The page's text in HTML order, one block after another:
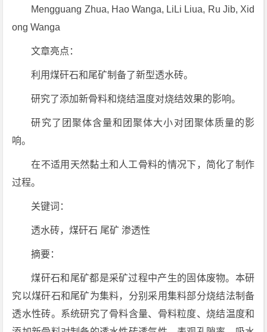
Mengguang Zhua, Hao Wanga, LiLi Liua, Ru Jib, Xid
ong Wanga
文章亮点：
利用煤矸石和尾矿制备了新型透水砖。
研究了添加新骨料和烧结温度对烧结效果的影响。
研究了团聚体含量和团聚体大小对团聚体质量的影
响。
在不适用天然黏土和人工骨料的情况下，简化了制作
过程。
关键词：
透水砖，煤矸石 尾矿 渗透性
摘要：
煤矸石和尾矿都是采矿过程中产生的固体废物。本研
究以煤矸石和尾矿为集料，分别采用集料部分烧结法制备
透水性砖。系统研究了骨料含量、骨料粒度、烧结温度和